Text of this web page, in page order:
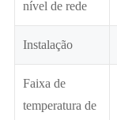
nível de rede
Instalação
Faixa de
temperatura de